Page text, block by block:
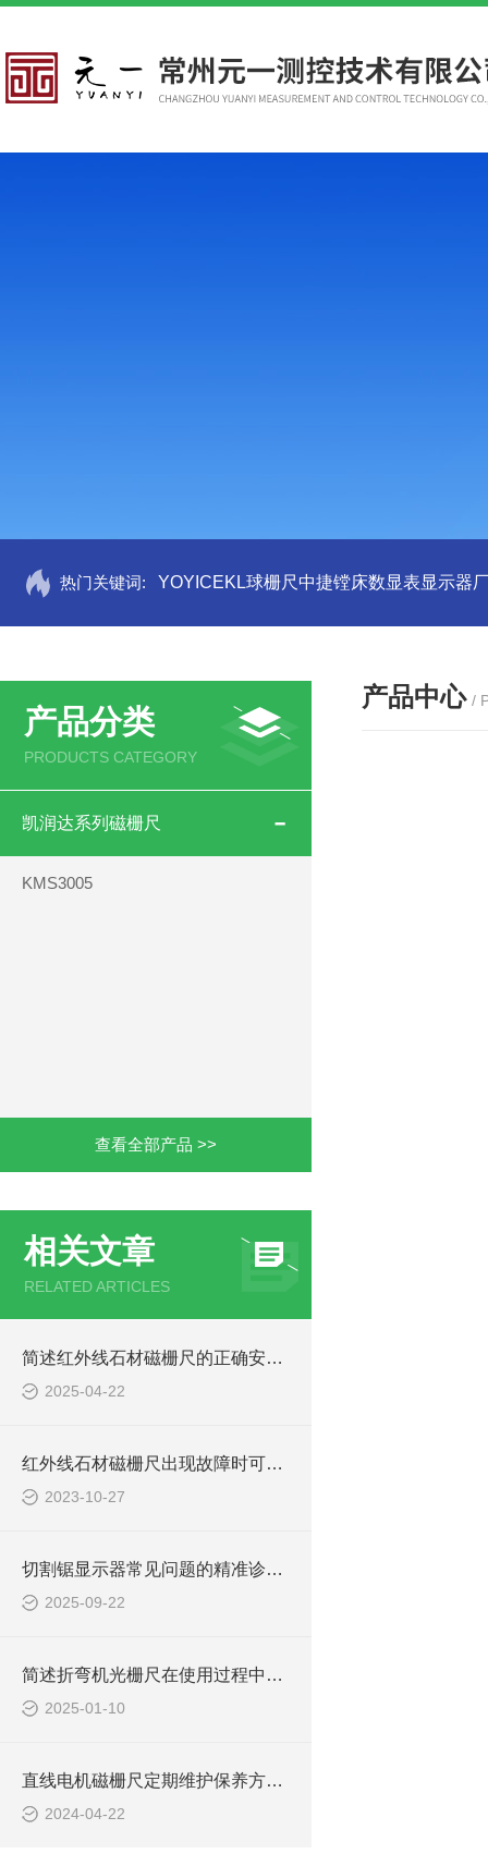
热门关键词: YOYICEKL球栅尺中捷镗床数显表显示器
产品分类
PRODUCTS CATEGORY
凯润达系列磁栅尺
KMS3005
查看全部产品 >>
相关文章
RELATED ARTICLES
简述红外线石材磁栅尺的正确安装步骤及注意事项
2025-04-22
红外线石材磁栅尺出现故障时可通过这些方法处理
2023-10-27
切割锯显示器常见问题的精准诊断与快速解决方法分享
2025-09-22
简述折弯机光栅尺在使用过程中的常见问题相应解决方法
2025-01-10
直线电机磁栅尺定期维护保养方法的详细介绍
2024-04-22
产品中心 /